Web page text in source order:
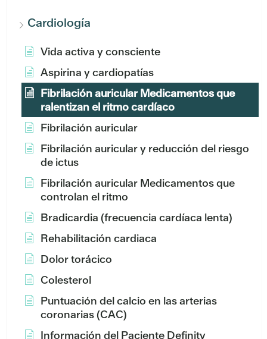
Cardiología
Vida activa y consciente
Aspirina y cardiopatías
Fibrilación auricular Medicamentos que
ralentizan el ritmo cardíaco
Fibrilación auricular
Fibrilación auricular y reducción del riesgo
de ictus
Fibrilación auricular Medicamentos que
controlan el ritmo
Bradicardia (frecuencia cardíaca lenta)
Rehabilitación cardiaca
Dolor torácico
Colesterol
Puntuación del calcio en las arterias
coronarias (CAC)
Información del Paciente Definity